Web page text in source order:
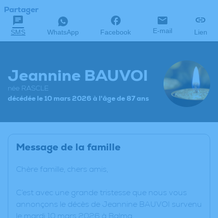
Partager
SMS WhatsApp Facebook E-mail Lien
Jeannine BAUVOI
née RASCLE
décédée le 10 mars 2026 à l'âge de 87 ans
Message de la famille
Chère famille, chers amis,
C’est avec une grande tristesse que nous vous
annonçons le décès de Jeannine BAUVOI survenu
le mardi 10 mars 2026 à Balma.